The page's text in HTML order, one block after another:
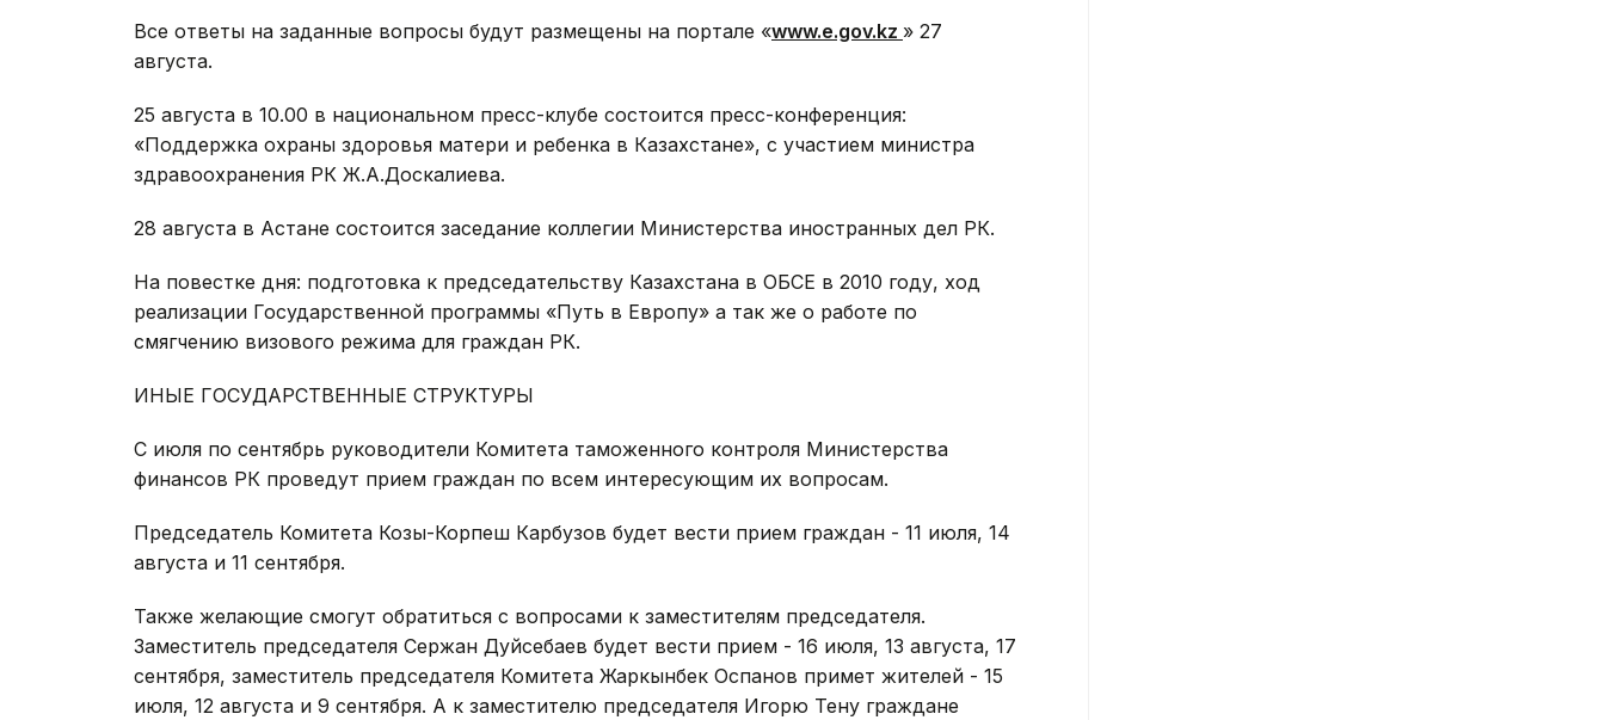
Все ответы на заданные вопросы будут размещены на портале «www.e.gov.kz » 27
августа.
25 августа в 10.00 в национальном пресс-клубе состоится пресс-конференция:
«Поддержка охраны здоровья матери и ребенка в Казахстане», с участием министра
здравоохранения РК Ж.А.Доскалиева.
28 августа в Астане состоится заседание коллегии Министерства иностранных дел РК.
На повестке дня: подготовка к председательству Казахстана в ОБСЕ в 2010 году, ход
реализации Государственной программы «Путь в Европу» а так же о работе по
смягчению визового режима для граждан РК.
ИНЫЕ ГОСУДАРСТВЕННЫЕ СТРУКТУРЫ
С июля по сентябрь руководители Комитета таможенного контроля Министерства
финансов РК проведут прием граждан по всем интересующим их вопросам.
Председатель Комитета Козы-Корпеш Карбузов будет вести прием граждан - 11 июля, 14
августа и 11 сентября.
Также желающие смогут обратиться с вопросами к заместителям председателя.
Заместитель председателя Сержан Дуйсебаев будет вести прием - 16 июля, 13 августа, 17
сентября, заместитель председателя Комитета Жаркынбек Оспанов примет жителей - 15
июля, 12 августа и 9 сентября. А к заместителю председателя Игорю Тену граждане